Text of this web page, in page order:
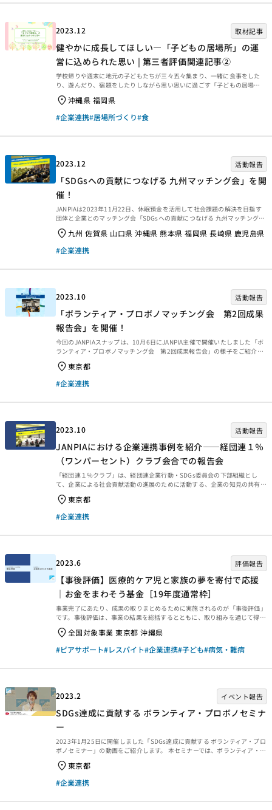
ティシンクタンク北九州や社会福祉法人那覇市社会福祉協議会と連携してユ
2023.12 取材記事
健やかに成長してほしい―「子どもの居場所」の運
営に込められた思い | 第三者評価関連記事②
学校帰りや週末に地元の子どもたちが三々五々集まり、一緒に食事をした
り、遊んだり、宿題をしたりしながら思い思いに過ごす「子どもの居場
所」。地域により活動の内容はさまざまですが、子どもたちが年齢を超えて
交流し、大人と触れ合い、さまざまな経験を重ねて健やかに成長してほしい
という運営者たちの願いは同じです。2019年度の休眠預金を活用した「こ
ども食堂サポート機能設置事業」（資金分配団体：一般社団法人全国食支援
と社会福祉法人那覇市社会福祉協議会が物資の供給や助成金の情報提供、ネ
沖縄県 福岡県
#企業連携#居場所づくり#食
2023.12 活動報告
「SDGsへの貢献につなげる 九州マッチング会」を開
催！
JANPIAは2023年11月22日、休眠預金を活用して社会課題の解決を目指す
団体と企業とのマッチング会「SDGsへの貢献につなげる 九州マッチング
会」を福岡市の電気ビル共創館で開催しました。JANPIAとしては3回目のマ
ッチング会で、福岡での対面開催は初となります。地元を中心とする企業30
社、九州・沖縄・山口で休眠預金活用事業を進めている21の実行団体、そ
のパートナーである10の資金分配団体、行政機関などから多くの方々が参
九州マッチング会はJANPIA主催・一般社団法人九州経済連合会共催で、電
九州 佐賀県 山口県 沖縄県 熊本県 福岡県 長崎県 鹿児島県
#企業連携
2023.10 活動報告
「ボランティア・プロボノマッチング会 第2回成果
報告会」を開催！
今回のJANPIAスナップは、10月6日にJANPIA主催で開催いたしました「ボ
ランティア・プロボノマッチング会 第2回成果報告会」の様子をご紹介し
ます！JANPIAでは、社会課題を解決する団体（NPO等）とCSRや社会貢
献、ソーシャルインパクトを目指す企業との連携を推進しております。ボラ
ンティア・プロボノによる企業連携の事例をご報告いただきましたので、ぜ
ひご覧ください。” 活動概要 JANPIAでは、休眠預金を活用して社会課題を
2023年3月7日に経団連後援のもと開催いたしました企業と団体との第2回
東京都
#企業連携
2023.10 活動報告
JANPIAにおける企業連携事例を紹介――経団連１％
（ワンパーセント）クラブ会合での報告会
「経団連１％クラブ」は、経団連企業行動・SDGs委員会の下部組織とし
て、企業による社会貢献活動の進展のために活動する、企業の知見の共有・
共通課題の検討の場です。 2023年6月9日、この経団連1％クラブの会合に
て、JANPIAが実施している企業連携についての報告を行いました。その概
要を紹介いたします。 JANPIAは、一般社団法人日本経済団体連合会（経団
連）により設立された背景から、「経団連１％クラブ」と連携し、様々な活
JANPIAが実施している企業連携についての報告を行いました。その概要を
東京都
#企業連携
2023.6 評価報告
【事後評価】医療的ケア児と家族の夢を寄付で応援
｜お金をまわそう基金［19年度通常枠］
事業完了にあたり、成果の取りまとめるために実施されるのが「事後評価」
です。事後評価は、事業の結果を総括するとともに、取り組みを通じて得ら
れた学びを今後に生かせるよう、提言や知見・教訓を整理するために行われ
ます。今回は、2022年3月末に事業完了した2019年度通常枠【医療的ケア
児と家族の夢を寄付で応援｜お金をまわそう基金】の事後評価報告書をご紹
介します。ぜひご覧ください。 事業概要等 事業概要などは、以下のページ
らご覧ください。 ・資金分配団体 ・実行団体 【事業基礎情報】
全国対象事業 東京都 沖縄県
#ピアサポート#レスパイト#企業連携#子ども#病気・難病
2023.2 イベント報告
SDGs達成に貢献する ボランティア・プロボノセミナ
ー
2023年1月25日に開催しました「SDGs達成に貢献する ボランティア・プロ
ボノセミナー」の動画をご紹介します。 本セミナーでは、ボランティア・プ
ロボノに先進的に取りまれている3社の事例紹介とパネルディスカッション
を行いました。 ＜プログラム＞ 00:00:00 開会のご挨拶・本セミナーの趣
旨説明等：鈴木 均 （JANPIA シニア・プロジェクト・コーディネーター）
00:15:52 経団連のご挨拶：長谷川 知子 （経団連 常務理事） 00:21:50
券 経営企画部 サステナビリティ推進室） 池田 俊一氏 （...
東京都
#企業連携